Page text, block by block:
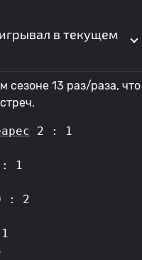
в текущем
сезоне 13 раз/раза, что
2 : 1
1
: 2